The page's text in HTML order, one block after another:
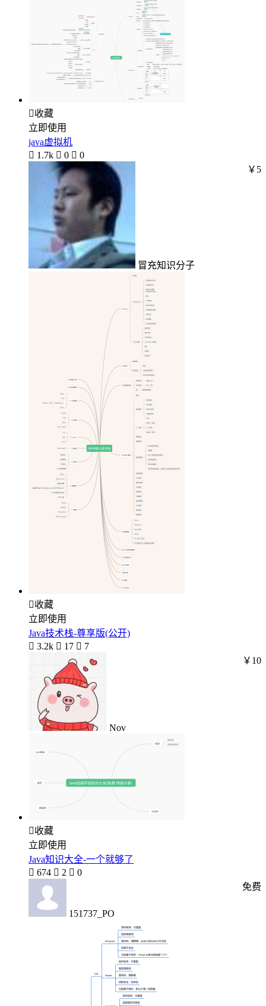
收藏
立即使用
java虚拟机
 1.7k  0  0
冒充知识分子
￥5
收藏
立即使用
Java技术栈-尊享版(公开)
 3.2k  17  7
Nov
￥10
收藏
立即使用
Java知识大全-一个就够了
 674  2  0
151737_PO
免费